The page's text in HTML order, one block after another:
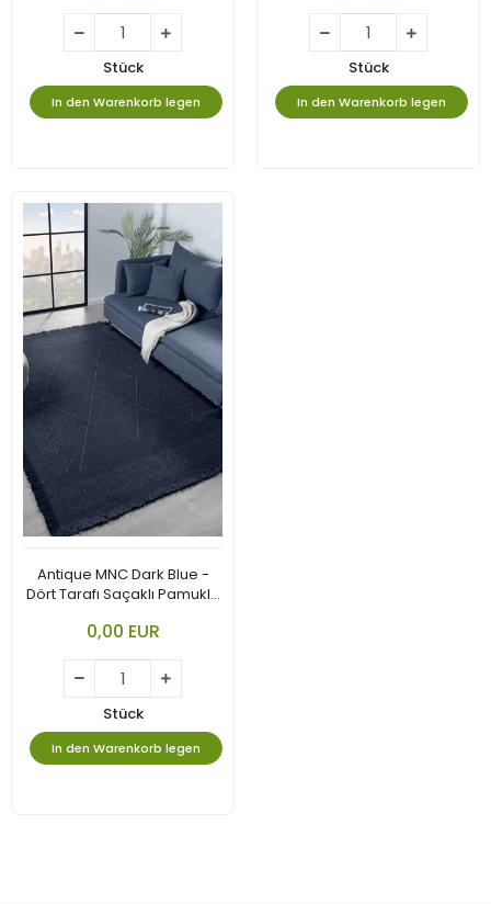
Stück
In den Warenkorb legen
Stück
In den Warenkorb legen
Antique MNC Dark Blue -
Dört Tarafı Saçaklı Pamuklu
0,00 EUR
Stück
In den Warenkorb legen